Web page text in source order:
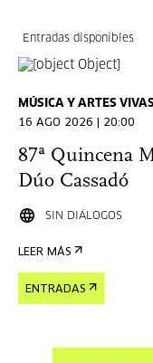
Entradas disponibles
MÚSICA Y ARTES VIVAS
16 AGO 2026 | 20:00
87ª Quincena
Dúo Cassadó
SIN DIÁLOGOS
LEER MÁS
ENTRADAS